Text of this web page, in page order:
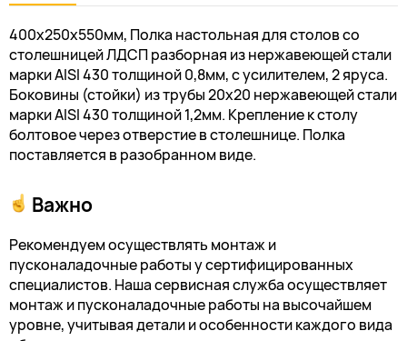
400х250х550мм, Полка настольная для столов со
столешницей ЛДСП разборная из нержавеющей стали
марки AISI 430 толщиной 0,8мм, с усилителем, 2 яруса.
Боковины (стойки) из трубы 20х20 нержавеющей стали
марки AISI 430 толщиной 1,2мм. Крепление к столу
болтовое через отверстие в столешнице. Полка
поставляется в разобранном виде.
Важно
Рекомендуем осуществлять монтаж и
пусконаладочные работы у сертифицированных
специалистов. Наша сервисная служба осуществляет
монтаж и пусконаладочные работы на высочайшем
уровне, учитывая детали и особенности каждого вида